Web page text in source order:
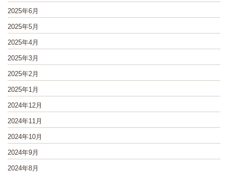
2025年6月
2025年5月
2025年4月
2025年3月
2025年2月
2025年1月
2024年12月
2024年11月
2024年10月
2024年9月
2024年8月